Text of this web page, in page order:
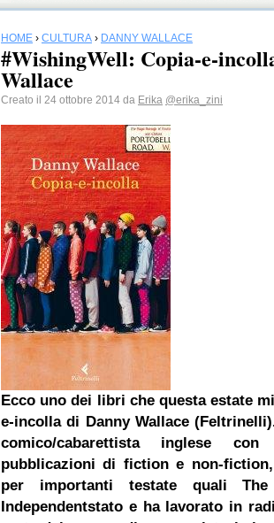
HOME › CULTURA › DANNY WALLACE
#WishingWell: Copia-e-
Wallace
Creato il 24 ottobre 2014 da Erika @erika_zini
Ecco uno dei libri che questa estate
e-incolla di Danny Wallace
comico/cabarettista inglese con
pubblicazioni di fiction e non-
per importanti testate quali
Independentstato e ha lavorato in